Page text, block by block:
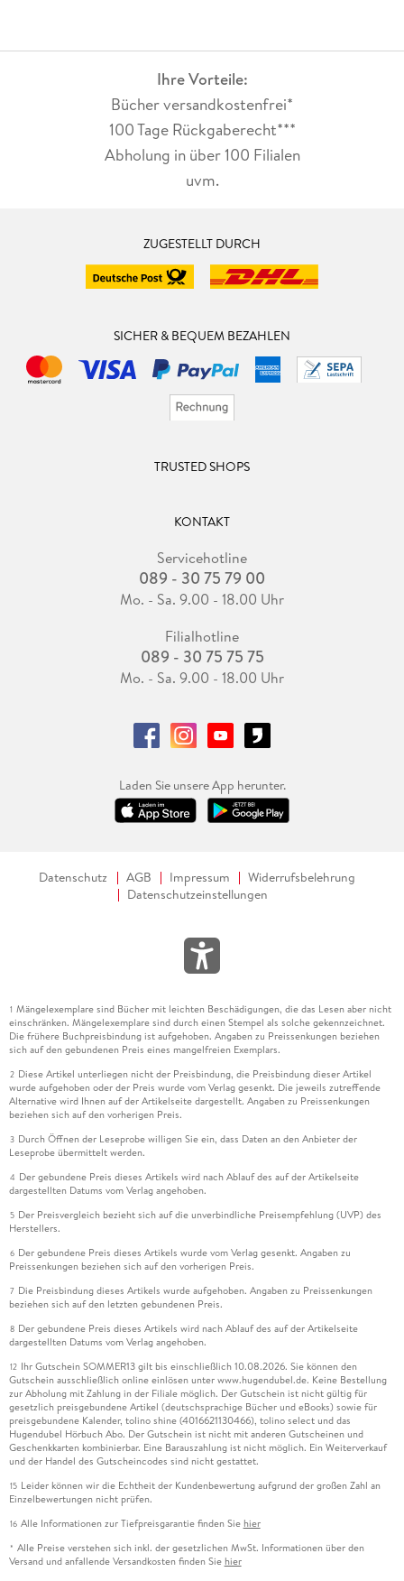
Ihre Vorteile:
Bücher versandkostenfrei*
100 Tage Rückgaberecht***
Abholung in über 100 Filialen
uvm.
ZUGESTELLT DURCH
SICHER & BEQUEM BEZAHLEN
TRUSTED SHOPS
KONTAKT
Servicehotline
089 - 30 75 79 00
Mo. - Sa. 9.00 - 18.00 Uhr
Filialhotline
089 - 30 75 75 75
Mo. - Sa. 9.00 - 18.00 Uhr
Laden Sie unsere App herunter.
Datenschutz AGB Impressum
Widerrufsbelehrung
Datenschutzeinstellungen
1 Mängelexemplare sind Bücher mit leichten Beschädigungen, die das Lesen aber nicht
einschränken. Mängelexemplare sind durch einen Stempel als solche gekennzeichnet.
Die frühere Buchpreisbindung ist aufgehoben. Angaben zu Preissenkungen beziehen
sich auf den gebundenen Preis eines mangelfreien Exemplars.
2 Diese Artikel unterliegen nicht der Preisbindung, die Preisbindung dieser Artikel
wurde aufgehoben oder der Preis wurde vom Verlag gesenkt. Die jeweils zutreffende
Alternative wird Ihnen auf der Artikelseite dargestellt. Angaben zu Preissenkungen
beziehen sich auf den vorherigen Preis.
3 Durch Öffnen der Leseprobe willigen Sie ein, dass Daten an den Anbieter der
Leseprobe übermittelt werden.
4 Der gebundene Preis dieses Artikels wird nach Ablauf des auf der Artikelseite
dargestellten Datums vom Verlag angehoben.
5 Der Preisvergleich bezieht sich auf die unverbindliche Preisempfehlung (UVP) des
Herstellers.
6 Der gebundene Preis dieses Artikels wurde vom Verlag gesenkt. Angaben zu
Preissenkungen beziehen sich auf den vorherigen Preis.
7 Die Preisbindung dieses Artikels wurde aufgehoben. Angaben zu Preissenkungen
beziehen sich auf den letzten gebundenen Preis.
8 Der gebundene Preis dieses Artikels wird nach Ablauf des auf der Artikelseite
dargestellten Datums vom Verlag angehoben.
12 Ihr Gutschein SOMMER13 gilt bis einschließlich 10.08.2026. Sie können den
Gutschein ausschließlich online einlösen unter www.hugendubel.de. Keine Bestellung
zur Abholung mit Zahlung in der Filiale möglich. Der Gutschein ist nicht gültig für
gesetzlich preisgebundene Artikel (deutschsprachige Bücher und eBooks) sowie für
preisgebundene Kalender, tolino shine (4016621130466), tolino select und das
Hugendubel Hörbuch Abo. Der Gutschein ist nicht mit anderen Gutscheinen und
Geschenkkarten kombinierbar. Eine Barauszahlung ist nicht möglich. Ein Weiterverkauf
und der Handel des Gutscheincodes sind nicht gestattet.
15 Leider können wir die Echtheit der Kundenbewertung aufgrund der großen Zahl an
Einzelbewertungen nicht prüfen.
16 Alle Informationen zur Tiefpreisgarantie finden Sie hier
* Alle Preise verstehen sich inkl. der gesetzlichen MwSt. Informationen über den
Versand und anfallende Versandkosten finden Sie hier